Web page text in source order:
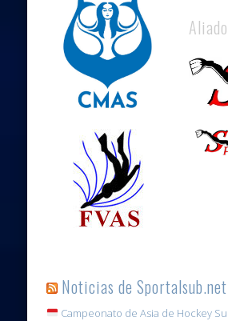
Noticias de Sportalsub.net
Campeonato de Asia de Hockey